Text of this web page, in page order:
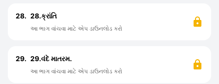
28. 28.ક્રાંતિ
આ ભાગ વાંચવા માટે એપ ડાઉનલોડ કરો
29. 29.વંદે માતરમ.
આ ભાગ વાંચવા માટે એપ ડાઉનલોડ કરો